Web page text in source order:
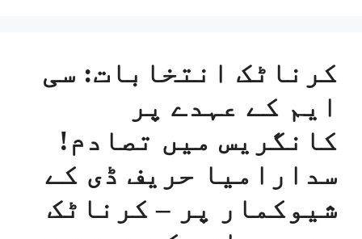
کرناٹک انتخابات: سی
ایم کے عہدے پر
کانگریس میں تصادم!
سدارامیا حریف ڈی کے
شیوکمار پر – کرناٹک